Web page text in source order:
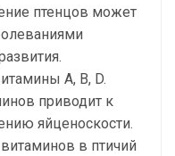
птенцов может
A, B, D.
приводит к
яйценоскости.
в птичий